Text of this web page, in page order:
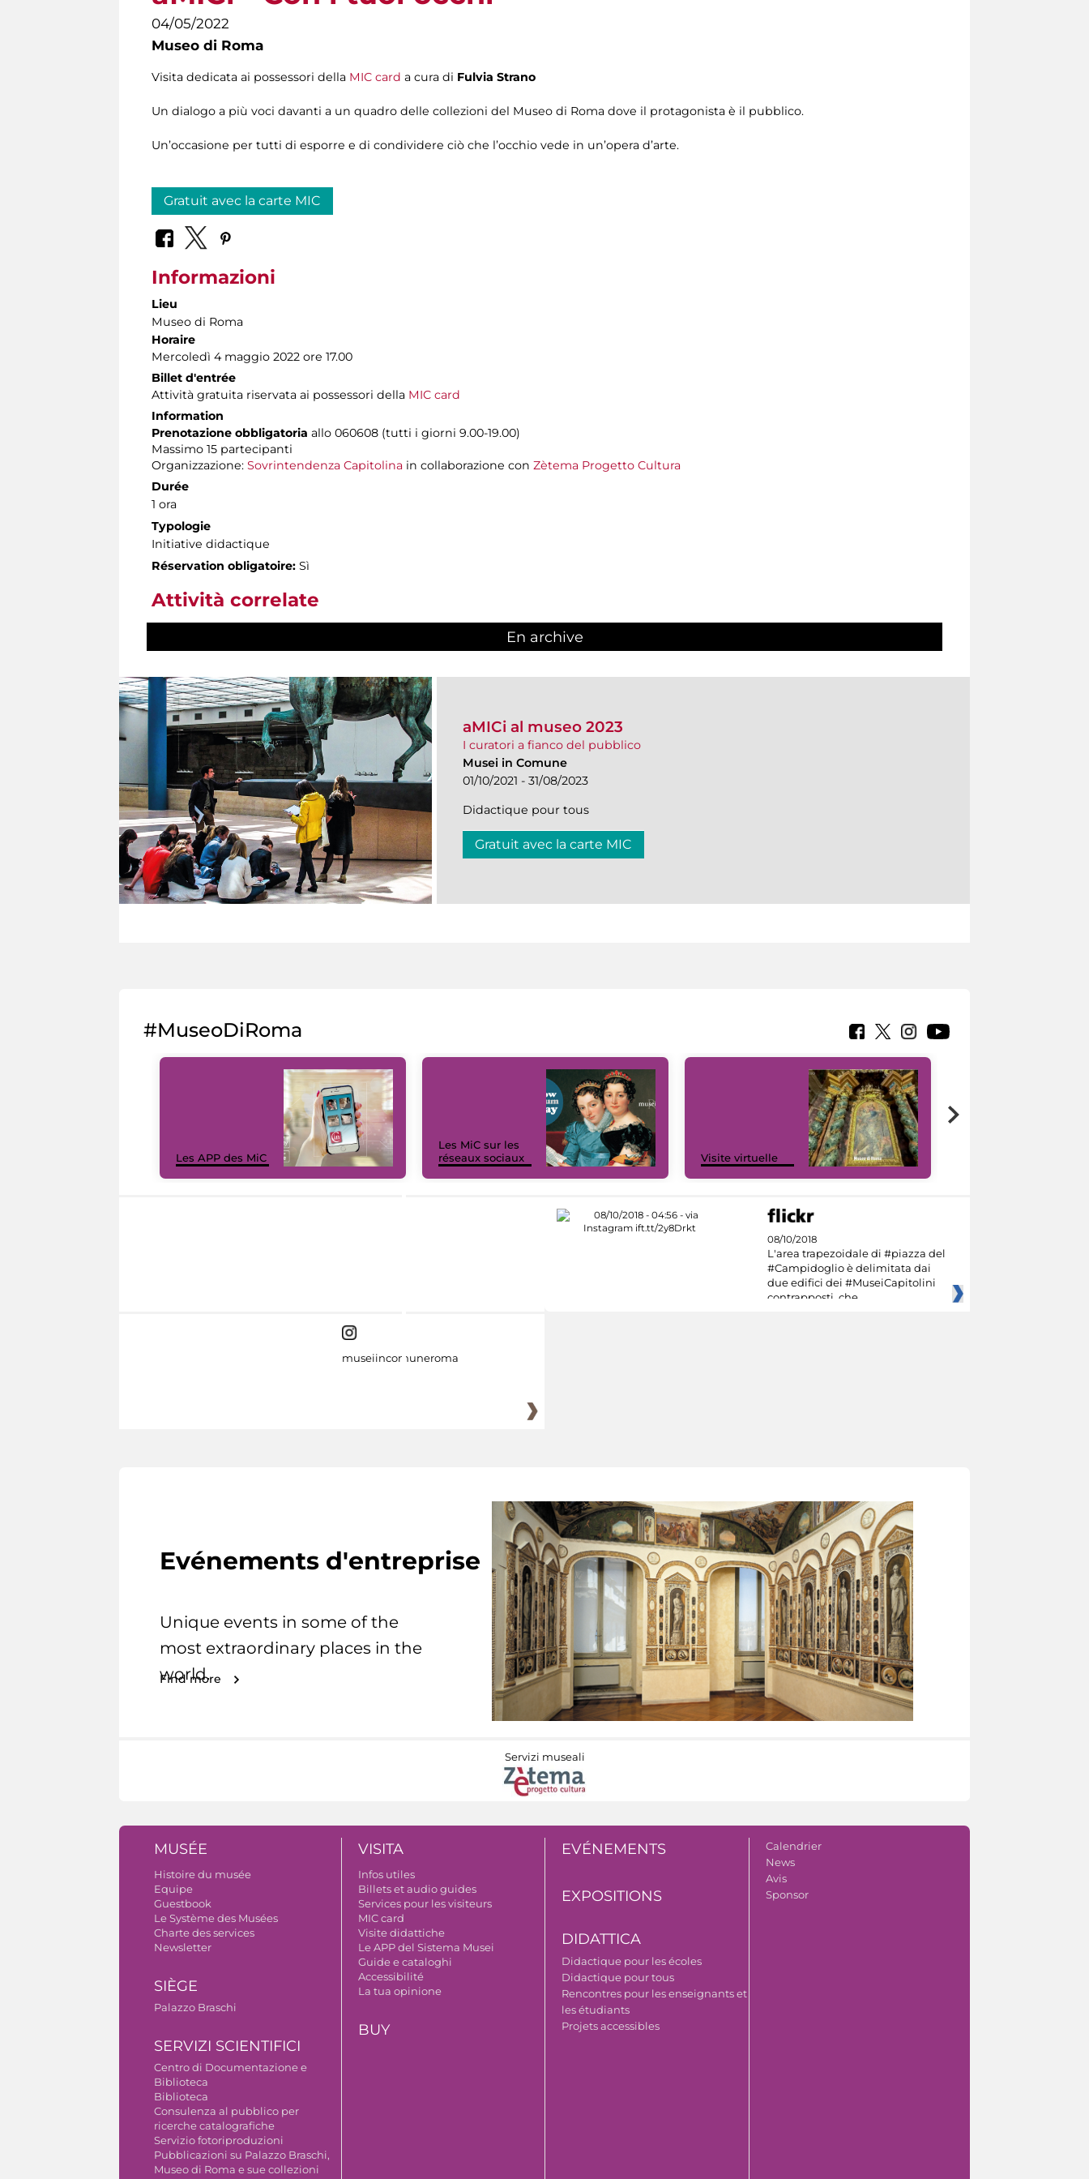
04/05/2022
Museo di Roma
Visita dedicata ai possessori della MIC card a cura di Fulvia Strano
Un dialogo a più voci davanti a un quadro delle collezioni del Museo di Roma dove il protagonista è il pubblico.
Un’occasione per tutti di esporre e di condividere ciò che l’occhio vede in un’opera d’arte.
Gratuit avec la carte MIC
Informazioni
Lieu
Museo di Roma
Horaire
Mercoledì 4 maggio 2022 ore 17.00
Billet d'entrée
Attività gratuita riservata ai possessori della MIC card
Information
Prenotazione obbligatoria allo 060608 (tutti i giorni 9.00-19.00)
Massimo 15 partecipanti
Organizzazione: Sovrintendenza Capitolina in collaborazione con Zètema Progetto Cultura
Durée
1 ora
Typologie
Initiative didactique
Réservation obligatoire: Sì
Attività correlate
En archive
aMICi al museo 2023
I curatori a fianco del pubblico
Musei in Comune
01/10/2021 - 31/08/2023
Didactique pour tous
Gratuit avec la carte MIC
#MuseoDiRoma
Les APP des MiC
Les MiC sur les
réseaux sociaux
Visite virtuelle
08/10/2018
L'area trapezoidale di #piazza del
#Campidoglio è delimitata dai
due edifici dei #MuseiCapitolini
contrapposti, che
museiincomuneroma
Evénements d'entreprise
Unique events in some of the
most extraordinary places in the
world.
Find more
Servizi museali
MUSÉE
Histoire du musée
Equipe
Guestbook
Le Système des Musées
Charte des services
Newsletter
SIÈGE
Palazzo Braschi
SERVIZI SCIENTIFICI
Centro di Documentazione e
Biblioteca
Biblioteca
Consulenza al pubblico per
ricerche catalografiche
Servizio fotoriproduzioni
Pubblicazioni su Palazzo Braschi,
Museo di Roma e sue collezioni
VISITA
Infos utiles
Billets et audio guides
Services pour les visiteurs
MIC card
Visite didattiche
Le APP del Sistema Musei
Guide e cataloghi
Accessibilité
La tua opinione
BUY
EVÉNEMENTS
EXPOSITIONS
DIDATTICA
Didactique pour les écoles
Didactique pour tous
Rencontres pour les enseignants et
les étudiants
Projets accessibles
Calendrier
News
Avis
Sponsor